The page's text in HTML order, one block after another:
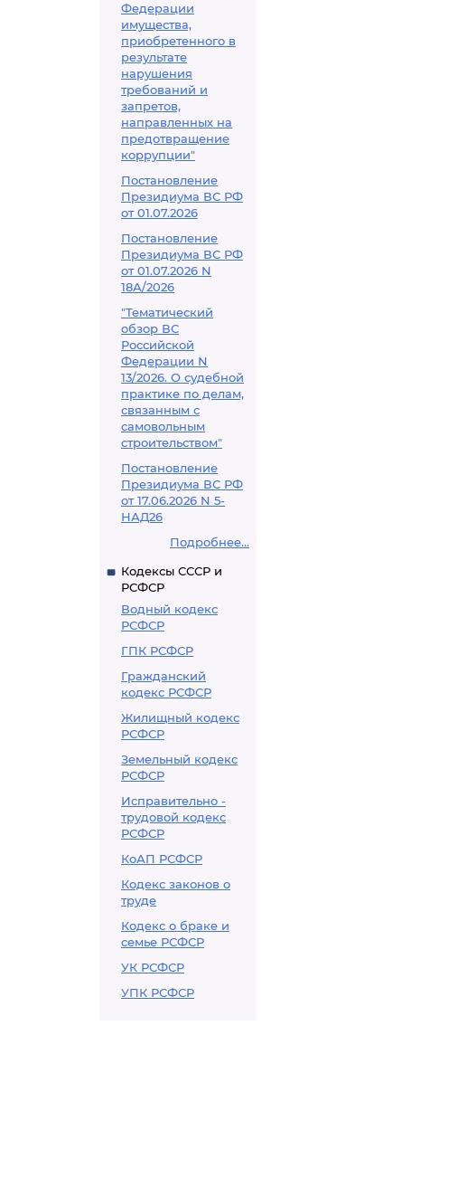
Федерации
имущества,
приобретенного в
результате
нарушения
требований и
запретов,
направленных на
предотвращение
коррупции"
Постановление
Президиума ВС РФ
от 01.07.2026
Постановление
Президиума ВС РФ
от 01.07.2026 N
18А/2026
"Тематический
обзор ВС
Российской
Федерации N
13/2026. О судебной
практике по делам,
связанным с
самовольным
строительством"
Постановление
Президиума ВС РФ
от 17.06.2026 N 5-
НАД26
Подробнее...
Кодексы СССР и
РСФСР
Водный кодекс
РСФСР
ГПК РСФСР
Гражданский
кодекс РСФСР
Жилищный кодекс
РСФСР
Земельный кодекс
РСФСР
Исправительно -
трудовой кодекс
РСФСР
КоАП РСФСР
Кодекс законов о
труде
Кодекс о браке и
семье РСФСР
УК РСФСР
УПК РСФСР